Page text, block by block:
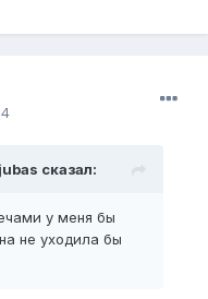
сказал:
у меня бы
не уходила бы